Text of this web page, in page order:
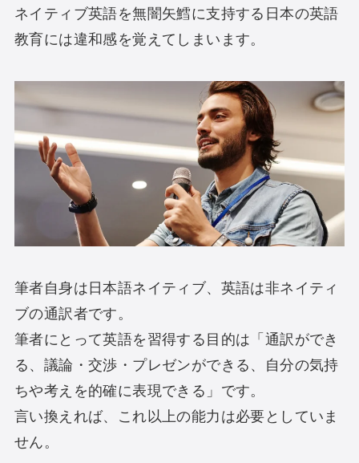
ネイティブ英語を無闇矢鱈に支持する日本の英語
教育には違和感を覚えてしまいます。
筆者自身は日本語ネイティブ、英語は非ネイティ
ブの通訳者です。
筆者にとって英語を習得する目的は「通訳ができ
る、議論・交渉・プレゼンができる、自分の気持
ちや考えを的確に表現できる」です。
言い換えれば、これ以上の能力は必要としていま
せん。